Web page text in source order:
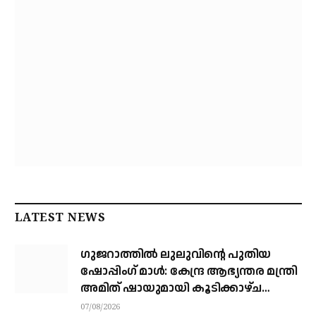
LATEST NEWS
ഗുജറാത്തിൽ ലുലുവിന്റെ പുതിയ
ഷോപ്പിംഗ് മാൾ: കേന്ദ്ര ആഭ്യന്തര മന്ത്രി
അമിത് ഷായുമായി കൂടിക്കാഴ്ച
നടത്തി എം.എ യൂസഫലി
07/08/2026